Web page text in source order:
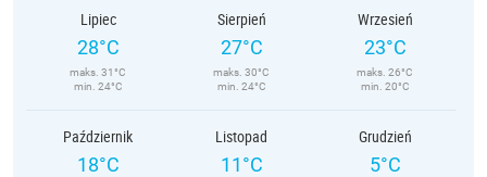
Lipiec
28°C
maks. 31°C
min. 24°C
Sierpień
27°C
maks. 30°C
min. 24°C
Wrzesień
23°C
maks. 26°C
min. 20°C
Październik
18°C
Listopad
11°C
Grudzień
5°C